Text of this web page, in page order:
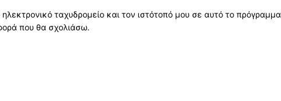
ταχυδρομείο και τον ιστότοπό μου σε αυτό το πρόγραμμα
που θα σχολιάσω.